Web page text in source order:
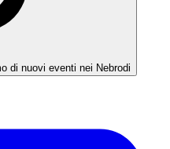
di nuovi eventi nei Nebrodi